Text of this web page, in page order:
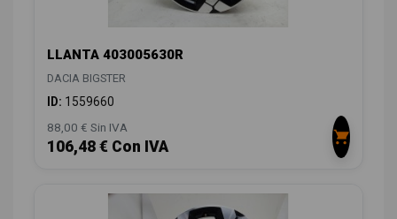
LLANTA 403005630R
DACIA BIGSTER
ID: 1559660
88,00 € Sin IVA
106,48 € Con IVA